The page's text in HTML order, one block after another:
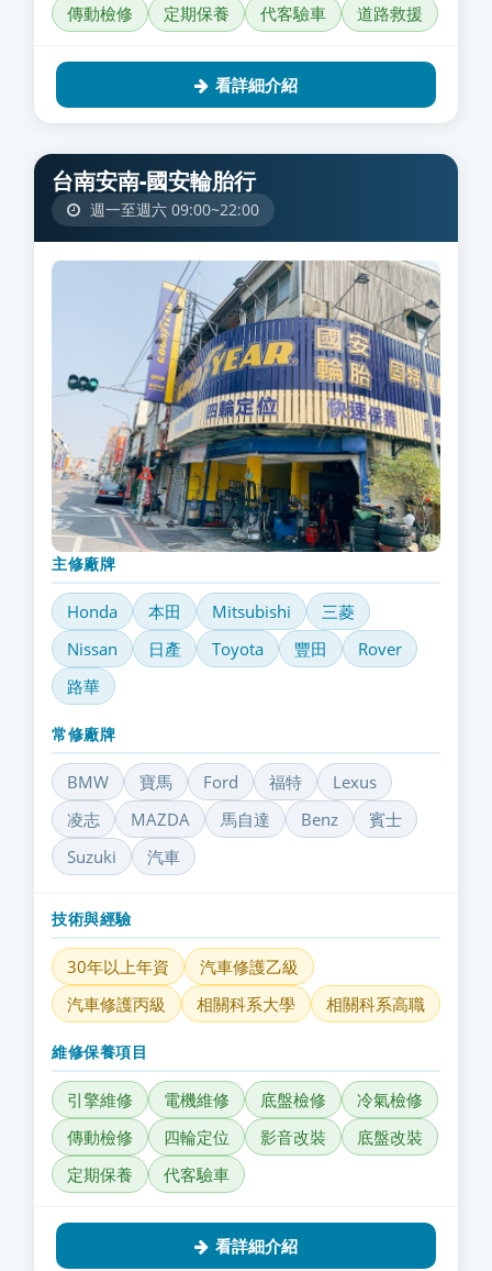
傳動檢修
定期保養 代客驗車 道路救援
看詳細介紹
台南安南-國安輪胎行
週一至週六 09:00~22:00
主修廠牌
Honda 本田 Mitsubishi
三菱
Nissan
日產 Toyota 豐田
Rover
路華
常修廠牌
BMW 寶馬 Ford 福特
Lexus
凌志
MAZDA 馬自達 Benz
賓士
Suzuki
汽車
技術與經驗
30年以上年資
汽車修護乙級
汽車修護丙級
相關科系大學 相關科系高職
維修保養項目
引擎維修 電機維修 底盤檢修
冷氣檢修
傳動檢修
四輪定位 影音改裝
底盤改裝
定期保養
代客驗車
看詳細介紹